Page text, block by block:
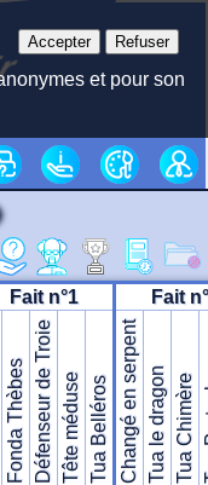
Fait n°1 Fait
Fonda ThèbesDéfenseur de TroieTête méduseTua BellérosChangé en serpentTua le dragonTua Chimère
Accepter Refuser
et pour son